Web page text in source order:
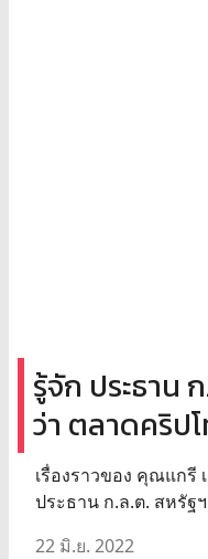
รู้จัก ประธาน
ว่า ตลาดคริป
เรื่องราวของ คุณแกรี
ประธาน ก.ล.ต. สหรัฐ
22 มิ.ย. 2022